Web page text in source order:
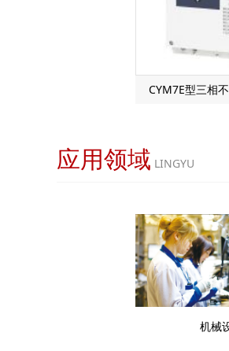
CYM7E型三相
应用领域 LINGYU
机械